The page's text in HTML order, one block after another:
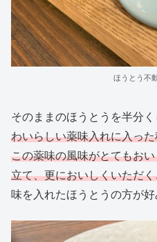
ほうとう不
そのままのほうとうを半分く
わいらしい薬味入れに入っ
この薬味の風味がとてもお
立て、更においしくいただ
味を入れたほうとうの方が好